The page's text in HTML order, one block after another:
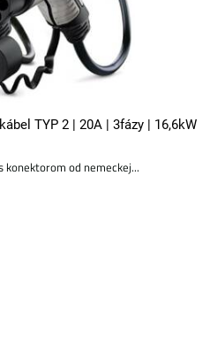
TYP 2 | 20A | 3fázy | 16,6kW
od nemeckej...